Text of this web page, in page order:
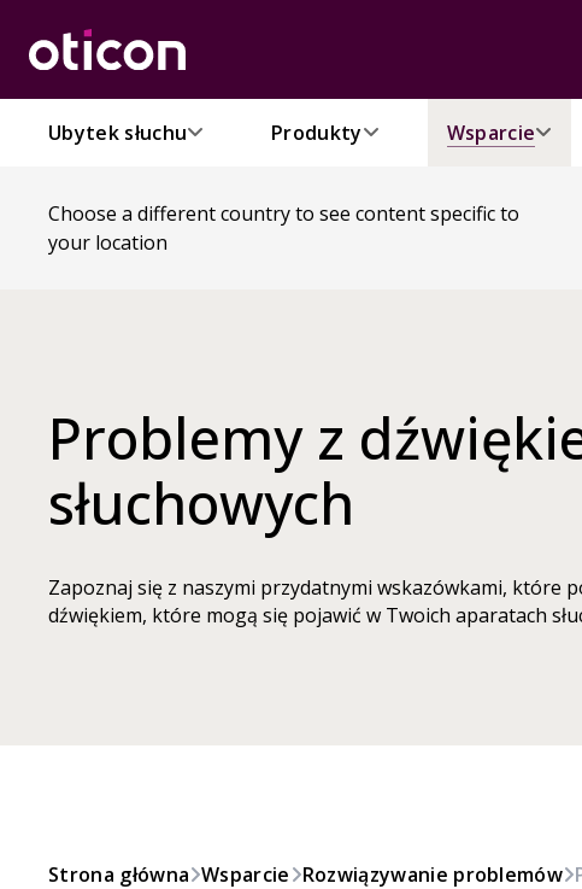
Ubytek słuchu Produkty Wsparcie
Choose a different country to see content specific to
your location
Problemy z
słuchowych
Zapoznaj się z naszymi przydatnymi wskazówkami, które
dźwiękiem, które mogą się pojawić w Twoich aparatach
Strona główna Wsparcie Rozwiązywanie problemów